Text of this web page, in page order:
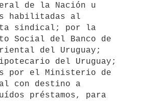
de la Nación u
habilitadas al
sindical; por la
Social del Banco de
del Uruguay;
del Uruguay;
por el Ministerio de
con destino a
préstamos, para